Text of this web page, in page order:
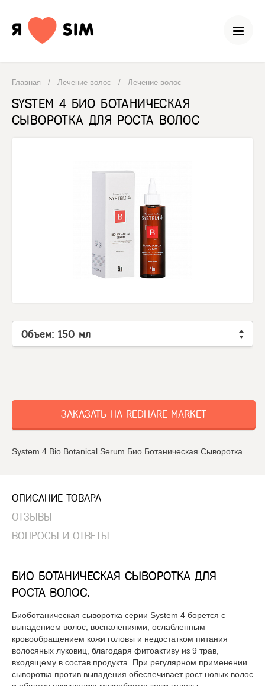
Главная / Лечение волос / Лечение волос
SYSTEM 4 БИО БОТАНИЧЕСКАЯ
СЫВОРОТКА ДЛЯ РОСТА ВОЛОС
Объем: 150 мл
ЗАКАЗАТЬ НА REDHARE MARKET
System 4 Bio Botanical Serum Био Ботаническая Сыворотка
ОПИСАНИЕ ТОВАРА
ОТЗЫВЫ
ВОПРОСЫ И ОТВЕТЫ
БИО БОТАНИЧЕСКАЯ СЫВОРОТКА ДЛЯ
РОСТА ВОЛОС.
Биоботаническая сыворотка серии System 4 борется с
выпадением волос, воспалениями, ослабленным
кровообращением кожи головы и недостатком питания
волосяных луковиц, благодаря фитоактиву из 9 трав,
входящему в состав продукта. При регулярном применении
сыворотка против выпадения обеспечивает рост новых волос